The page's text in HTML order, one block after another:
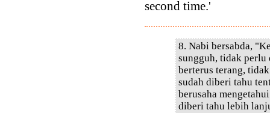
second time.'
8. Nabi bersabda,
sungguh, tidak
berterus terang,
sudah diberi tahu
berusaha
diberi tahu lebih